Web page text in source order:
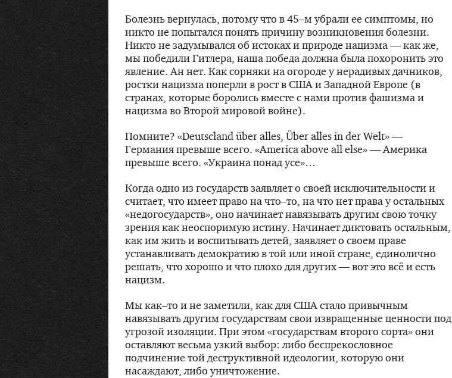
Болезнь вернулась, потому что в 45–м убрали ее симптомы, но
никто не попытался понять причину возникновения болезни.
Никто не задумывался об истоках и природе нацизма — как же,
мы победили Гитлера, наша победа должна была похоронить это
явление. Ан нет. Как сорняки на огороде у нерадивых дачников,
ростки нацизма поперли в рост в США и Западной Европе (в
странах, которые боролись вместе с нами против фашизма и
нацизма во Второй мировой войне).
Помните? «Deutscland über alles, Über alles in der Welt» —
Германия превыше всего. «America above all else» — Америка
превыше всего. «Украина понад усе»…
Когда одно из государств заявляет о своей исключительности и
считает, что имеет право на что–то, на что нет права у остальных
«недогосударств», оно начинает навязывать другим свою точку
зрения как неоспоримую истину. Начинает диктовать остальным,
как им жить и воспитывать детей, заявляет о своем праве
устанавливать демократию в той или иной стране, единолично
решать, что хорошо и что плохо для других — вот это всё и есть
нацизм.
Мы как–то и не заметили, как для США стало привычным
навязывать другим государствам свои извращенные ценности под
угрозой изоляции. При этом «государствам второго сорта» они
оставляют весьма узкий выбор: либо беспрекословное
подчинение той деструктивной идеологии, которую они
насаждают, либо уничтожение.